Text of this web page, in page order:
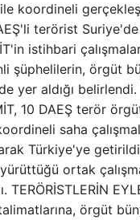
koordineli
terörist
istihbari
şüphelilerin, örgüt
yer aldığı
10 DAEŞ terör
saha
Türkiye'ye
ortak
TERÖRİSTLERİN
örgüt